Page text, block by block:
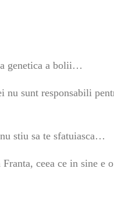
genetica a bolii…
nu sunt responsabili
stiu sa te sfatuiasca…
ceea ce in sine e